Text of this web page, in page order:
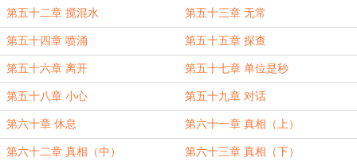
第五十二章 搅混水 第五十三章 无常
第五十四章 喷涌 第五十五章 探查
第五十六章 离开 第五十七章 单位是秒
第五十八章 小心 第五十九章 对话
第六十章 休息 第六十一章 真相（上）
第六十二章 真相（中） 第六十三章 真相（下）